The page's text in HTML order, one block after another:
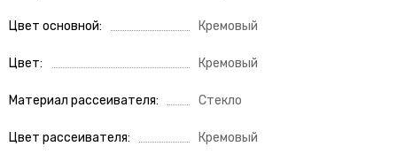
Цвет основной Кремовый
Цвет Кремовый
Материал рассеивателя Стекло
Цвет рассеивателя Кремовый